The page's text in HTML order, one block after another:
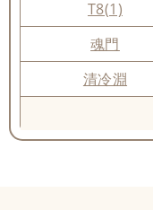
T8(1)
魂門
清冷淵